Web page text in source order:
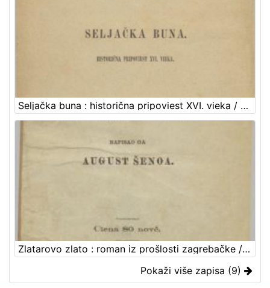
Seljačka buna : historična pripoviest XVI. vieka / napisao August Šenoa
Zlatarovo zlato : roman iz prošlosti zagrebačke / napisao ga August Šenoa
Pokaži više zapisa (9)